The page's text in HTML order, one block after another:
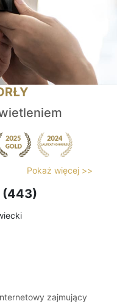
Pokaż więcej >>
(443)
zajmujący